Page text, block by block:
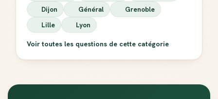
Dijon
Général
Grenoble
Lille
Lyon
Voir toutes les questions de cette catégorie